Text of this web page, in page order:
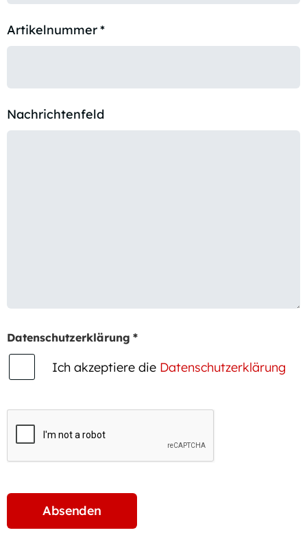
Artikelnummer*
Nachrichtenfeld
Datenschutzerklärung *
Ich akzeptiere die Datenschutzerklärung